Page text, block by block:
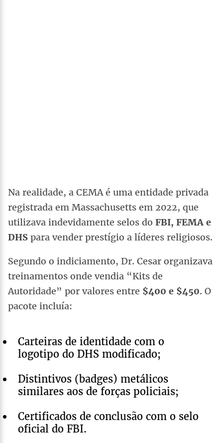
Na realidade, a CEMA é uma entidade privada
registrada em Massachusetts em 2022, que
utilizava indevidamente selos do FBI, FEMA e
DHS para vender prestígio a líderes religiosos.
Segundo o indiciamento, Dr. Cesar organizava
treinamentos onde vendia “Kits de
Autoridade” por valores entre $400 e $450. O
pacote incluía:
Carteiras de identidade com o
logotipo do DHS modificado;
Distintivos (badges) metálicos
similares aos de forças policiais;
Certificados de conclusão com o selo
oficial do FBI.